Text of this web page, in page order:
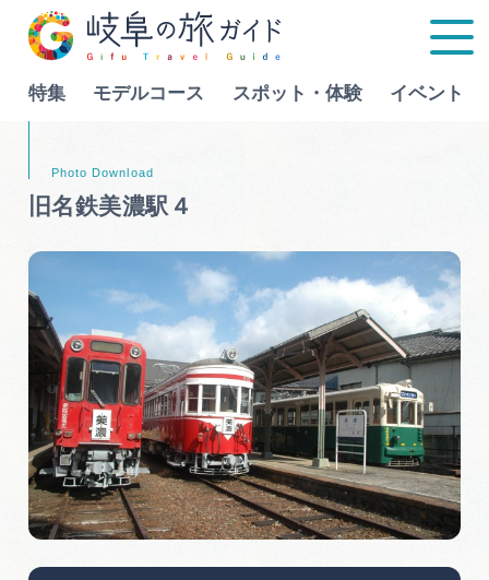
特集 モデルコース スポット・体験 イベント
特集
モデルコース
スポット・体験
イベント
グルメ
旅の予約
Language
行きたいリストを見る
旧名鉄美濃駅４